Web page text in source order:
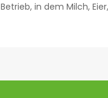
Betrieb, in dem Milch,